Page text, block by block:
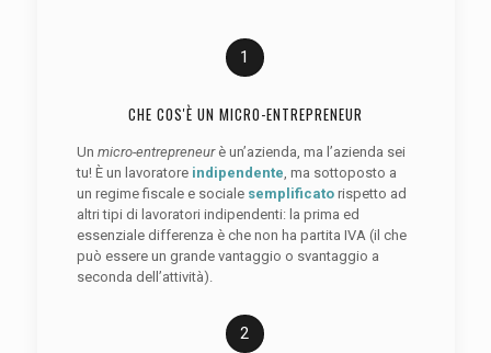
1
CHE COS'È UN MICRO-ENTREPRENEUR
Un micro-entrepreneurè un’azienda, ma l’azienda sei
tu! È un lavoratore indipendente, ma sottoposto a
un regime fiscale e sociale semplificato rispetto ad
altri tipi di lavoratori indipendenti: la prima ed
essenziale differenza è che non ha partita IVA (il che
può essere un grande vantaggio o svantaggio a
seconda dell’attività).
2